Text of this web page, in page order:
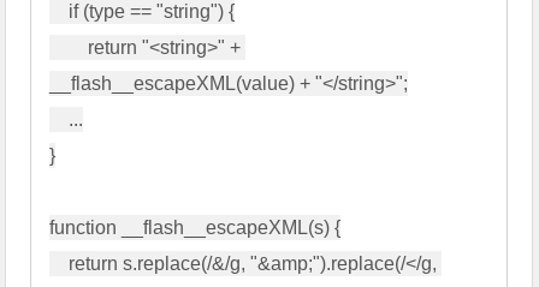
__flash__escapeXML(value) + "</string>";
}
function __flash__escapeXML(s) {